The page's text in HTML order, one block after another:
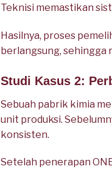
Teknisi memastikan
Hasilnya, proses
berlangsung, sehingga
Studi Kasus 2:
Sebuah pabrik kimia
unit produksi.
konsisten.
Setelah penerapan